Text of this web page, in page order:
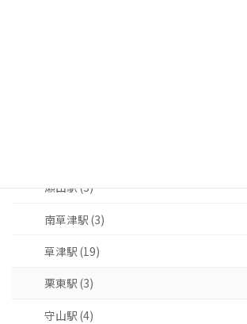
瀬田駅 (3)
南草津駅 (3)
草津駅 (19)
栗東駅 (3)
守山駅 (4)